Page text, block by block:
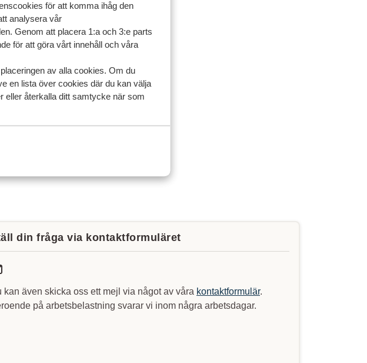
för att komma ihåg den
analysera vår
Genom att placera 1:a och 3:e parts
för att göra vårt innehåll och våra
av alla cookies. Om du
en lista över cookies där du kan välja
eller återkalla ditt samtycke när som
din fråga via kontaktformuläret
kan även skicka oss ett mejl via något av våra kontaktformulär.
på arbetsbelastning svarar vi inom några arbetsdagar.